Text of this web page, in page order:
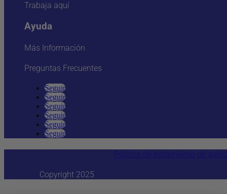
Trabaja aquí
Ayuda
Más Información
Preguntas Frecuentes
Seguir
Seguir
Seguir
Seguir
Seguir
Seguir
Política de tratamiento de
Copyright 2025